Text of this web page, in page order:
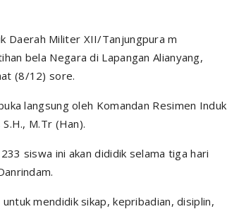
Daerah Militer XII/Tanjungpura m
bela Negara di Lapangan Alianyang,
(8/12) sore.
langsung oleh Komandan Resimen Induk
M.Tr (Han).
siswa ini akan dididik selama tiga hari
mendidik sikap, kepribadian, disiplin,